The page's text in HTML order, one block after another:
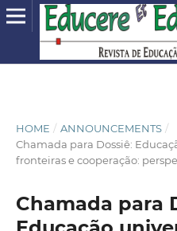
HOME / ANNOUNCEMENTS /
Chamada para Dossiê:
fronteiras e cooperação:
Chamada para